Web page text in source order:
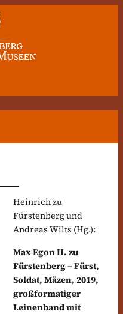
Heinrich zu
Fürstenberg und
Andreas Wilts (Hg.):
Max Egon II. zu
Fürstenberg – Fürst,
Soldat, Mäzen, 2019,
großformatiger
Leinenband mit